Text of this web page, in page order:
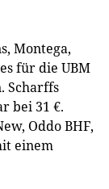
Montega,
für die UBM
Scharffs
bei 31 €.
Oddo BHF,
einem